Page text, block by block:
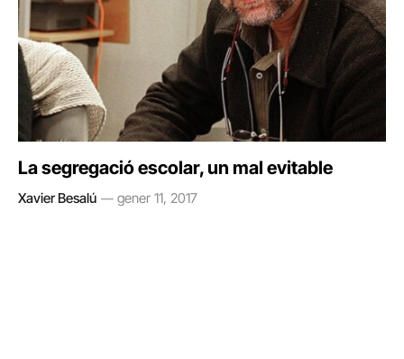
La segregació escolar, un mal evitable
Xavier Besalú gener 11, 2017